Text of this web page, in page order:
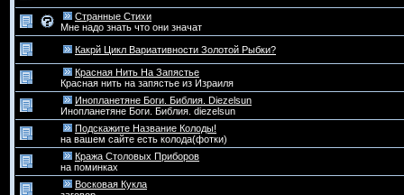
Странные Стихи
Мне надо знать что они значат
Какрй Цикл Вариативности Золотой Рыбки?
Красная Нить На Запястье
Красная нить на запястье из Израиля
Инопланетяне Боги. Библия. Diezelsun
Инопланетяне Боги. Библия. diezelsun
Подскажите Название Колоды!
на вашем сайте есть колода(фотки)
Кража Столовых Приборов
на поминках
Восковая Кукла